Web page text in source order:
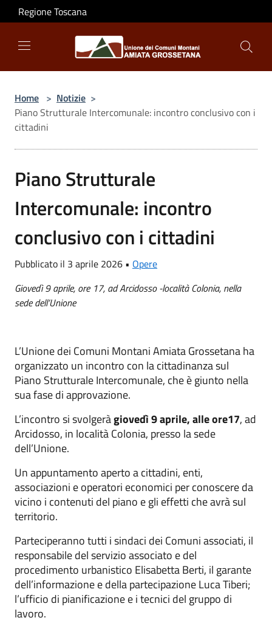
Salta al contenuto principale
Regione Toscana
Home > Notizie >
Piano Strutturale Intercomunale: incontro conclusivo con i
cittadini
Piano Strutturale
Intercomunale: incontro
conclusivo con i cittadini
Pubblicato il 3 aprile 2026 • Opere
Giovedì 9 aprile, ore 17, ad Arcidosso -località Colonia, nella
sede dell’Unione
L’Unione dei Comuni Montani Amiata Grossetana ha
organizzato un incontro con la cittadinanza sul
Piano Strutturale Intercomunale, che è giunto nella
sua fase di approvazione.
L’incontro si svolgeràgiovedì 9 aprile, alleore17, ad
Arcidosso, in località Colonia, presso la sede
dell’Unione.
Un appuntamento aperto a cittadini, enti,
associazioni e operatori economici per conoscere da
vicino i contenuti del piano e gli effetti che avrà sul
territorio.
Parteciperanno tutti i sindaci dei Comuni associati, il
responsabile del servizio associato e del
procedimento urbanistico Elisabetta Berti, il garante
dell’informazione e della partecipazione Luca Tiberi;
l’ufficio di pianificazione e i tecnici del gruppo di
lavoro.